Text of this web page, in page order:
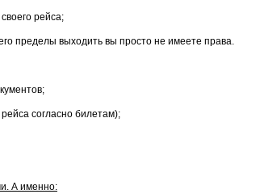
рейса;
пределы выходить вы просто не имеете права.
согласно билетам);
А именно: